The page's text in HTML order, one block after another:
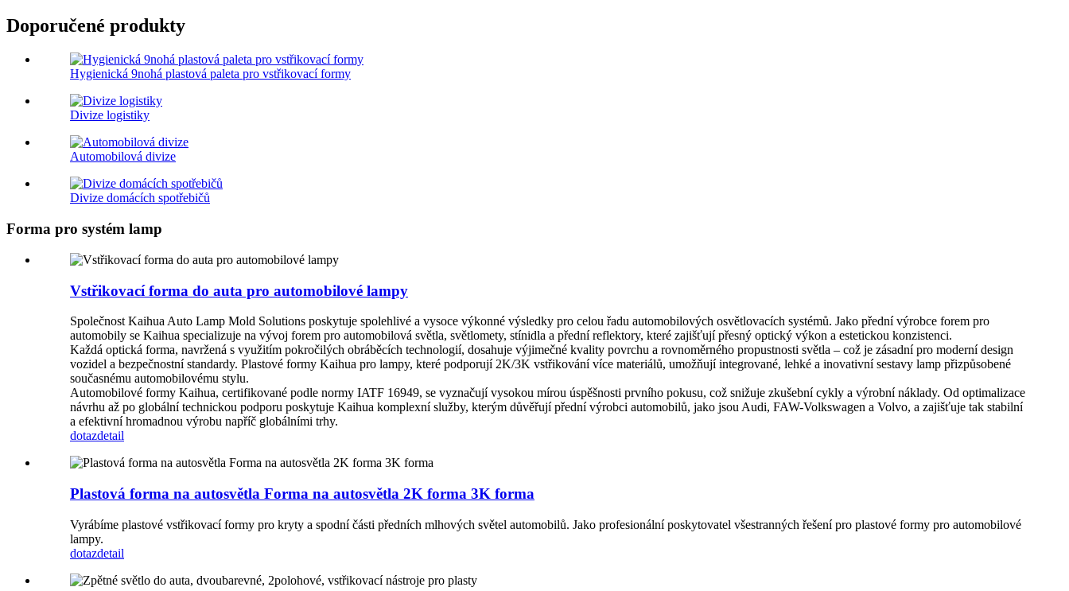
Doporučené produkty
Hygienická 9nohá plastová paleta pro vstřikovací formy
Divize logistiky
Automobilová divize
Divize domácích spotřebičů
Forma pro systém lamp
Vstřikovací forma do auta pro automobilové lampy
Společnost Kaihua Auto Lamp Mold Solutions poskytuje spolehlivé a vysoce výkonné výsledky pro celou řadu automobilových osvětlovacích systémů. Jako přední výrobce forem pro
automobily se Kaihua specializuje na vývoj forem pro automobilová světla, světlomety, stínidla a přední reflektory, které zajišťují přesný optický výkon a estetickou konzistenci.
Každá optická forma, navržená s využitím pokročilých obráběcích technologií, dosahuje výjimečné kvality povrchu a rovnoměrného propustnosti světla – což je zásadní pro moderní design
vozidel a bezpečnostní standardy. Plastové formy Kaihua pro lampy, které podporují 2K/3K vstřikování více materiálů, umožňují integrované, lehké a inovativní sestavy lamp přizpůsobené
současnému automobilovému stylu.
Automobilové formy Kaihua, certifikované podle normy IATF 16949, se vyznačují vysokou mírou úspěšnosti prvního pokusu, což snižuje zkušební cykly a výrobní náklady. Od optimalizace
návrhu až po globální technickou podporu poskytuje Kaihua komplexní služby, kterým důvěřují přední výrobci automobilů, jako jsou Audi, FAW-Volkswagen a Volvo, a zajišťuje tak stabilní
a efektivní hromadnou výrobu napříč globálními trhy.
dotazdetail
Plastová forma na autosvětla Forma na autosvětla 2K forma 3K forma
Vyrábíme plastové vstřikovací formy pro kryty a spodní části předních mlhových světel automobilů. Jako profesionální poskytovatel všestranných řešení pro plastové formy pro automobilové
lampy.
dotazdetail